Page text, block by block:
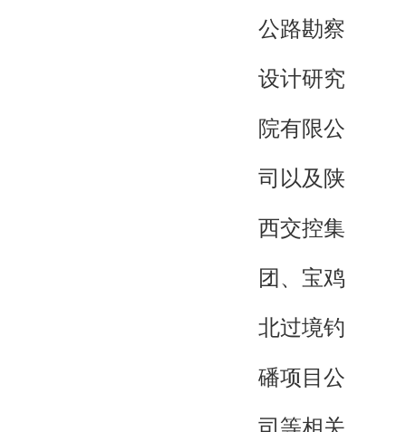
公路勘察
设计研究
院有限公
司以及陕
西交控集
团、宝鸡
北过境钓
磻项目公